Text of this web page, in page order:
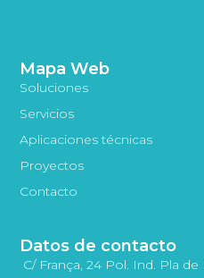
Mapa Web
Soluciones
Servicios
Aplicaciones técnicas
Proyectos
Contacto
Datos de contacto
C/ França, 24 Pol. Ind. Pla